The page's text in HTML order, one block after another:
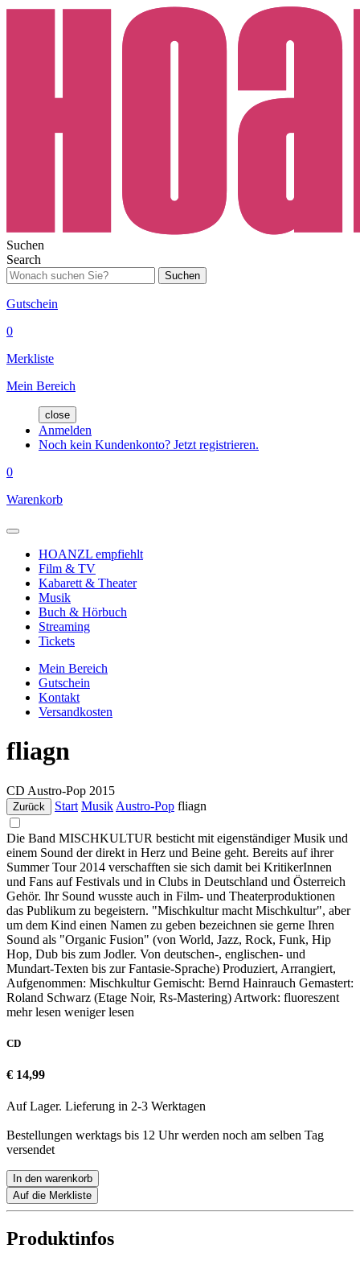
Suchen
Search
Suchen
Gutschein
0
Merkliste
Mein Bereich
close
Anmelden
Noch kein Kundenkonto? Jetzt registrieren.
0
Warenkorb
HOANZL empfiehlt
Film & TV
Kabarett & Theater
Musik
Buch & Hörbuch
Streaming
Tickets
Mein Bereich
Gutschein
Kontakt
Versandkosten
fliagn
CD Austro-Pop 2015
Zurück Start Musik Austro-Pop fliagn
Die Band MISCHKULTUR besticht mit eigenständiger Musik und
einem Sound der direkt in Herz und Beine geht. Bereits auf ihrer
Summer Tour 2014 verschafften sie sich damit bei KritikerInnen
und Fans auf Festivals und in Clubs in Deutschland und Österreich
Gehör. Ihr Sound wusste auch in Film- und Theaterproduktionen
das Publikum zu begeistern. "Mischkultur macht Mischkultur", aber
um dem Kind einen Namen zu geben bezeichnen sie gerne Ihren
Sound als "Organic Fusion" (von World, Jazz, Rock, Funk, Hip
Hop, Dub bis zum Jodler. Von deutschen-, englischen- und
Mundart-Texten bis zur Fantasie-Sprache) Produziert, Arrangiert,
Aufgenommen: Mischkultur Gemischt: Bernd Hainrauch Gemastert:
Roland Schwarz (Etage Noir, Rs-Mastering) Artwork: fluoreszent
mehr lesen weniger lesen
CD
€ 14,99
Auf Lager. Lieferung in 2-3 Werktagen
Bestellungen werktags bis 12 Uhr werden noch am selben Tag
versendet
In den warenkorb
Auf die Merkliste
Produktinfos